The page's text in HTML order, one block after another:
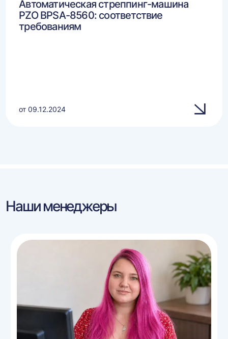
Автоматическая стреппинг-машина
PZO BPSA-8560: соответствие
требованиям
от 09.12.2024
Наши менеджеры